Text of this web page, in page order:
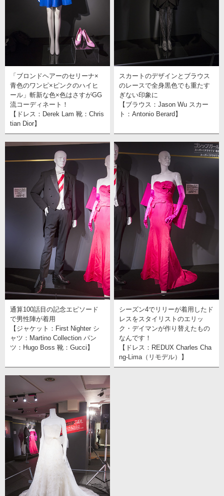
「ブロンドヘアーのセリーナ×
青色のワンピ×ピンクのハイヒ
ール」斬新な色×色はさすがGG
流コーディネート！
【ドレス：Derek Lam 靴：Chris
tian Dior】
スカートのデザインとブラウス
のレースで全身黒色でも重たす
ぎない印象に
【ブラウス：Jason Wu スカー
ト：Antonio Berard】
通算100話目の記念エピソード
で男性陣が着用
【ジャケット：First Nighter シ
ャツ：Martino Collection パン
ツ：Hugo Boss 靴：Gucci】
シーズン4でリリーが着用したド
レスをスタイリストのエリッ
ク・デイマンが作り替えたもの
なんです！
【ドレス：REDUX Charles Cha
ng‐Lima（リモデル）】